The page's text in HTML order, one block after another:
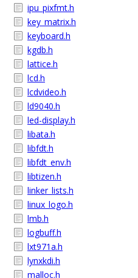
ipu_pixfmt.h
key_matrix.h
keyboard.h
kgdb.h
lattice.h
lcd.h
lcdvideo.h
ld9040.h
led-display.h
libata.h
libfdt.h
libfdt_env.h
libtizen.h
linker_lists.h
linux_logo.h
lmb.h
logbuff.h
lxt971a.h
lynxkdi.h
malloc.h